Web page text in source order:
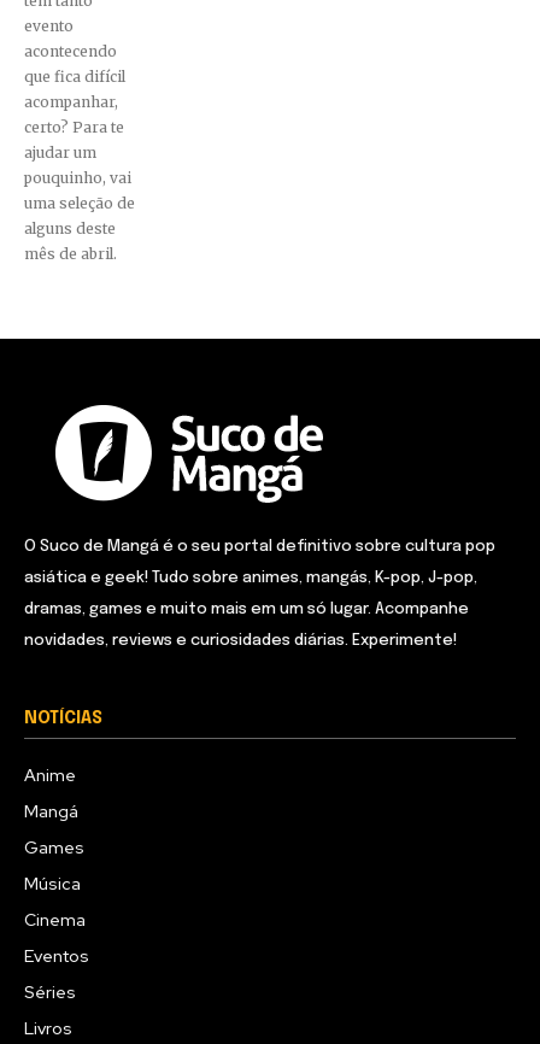
evento
acontecendo
que fica difícil
acompanhar,
certo? Para te
ajudar um
pouquinho, vai
uma seleção de
alguns deste
mês de abril.
O Suco de Mangá é o seu portal definitivo sobre cultura pop
asiática e geek! Tudo sobre animes, mangás, K-pop, J-pop,
dramas, games e muito mais em um só lugar. Acompanhe
novidades, reviews e curiosidades diárias. Experimente!
NOTÍCIAS
Anime
Mangá
Games
Música
Cinema
Eventos
Séries
Livros